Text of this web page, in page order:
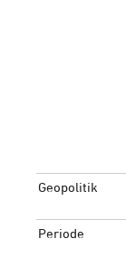
Geopolitik
Periode